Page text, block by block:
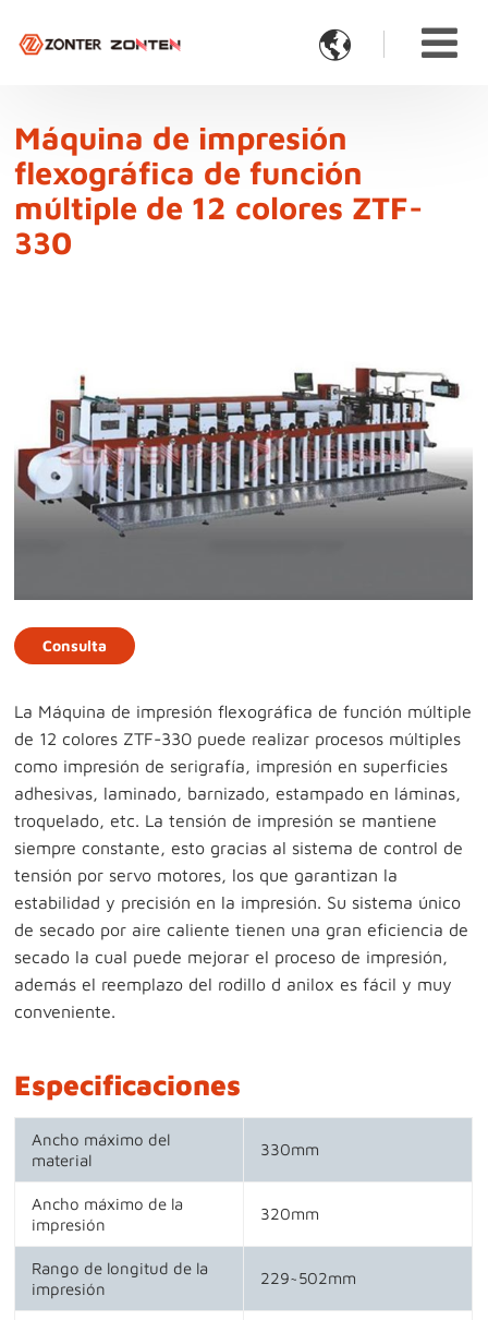

Máquina de impresión
flexográfica de función
múltiple de 12 colores ZTF-
330
Consulta
La Máquina de impresión flexográfica de función múltiple
de 12 colores ZTF-330 puede realizar procesos múltiples
como impresión de serigrafía, impresión en superficies
adhesivas, laminado, barnizado, estampado en láminas,
troquelado, etc. La tensión de impresión se mantiene
siempre constante, esto gracias al sistema de control de
tensión por servo motores, los que garantizan la
estabilidad y precisión en la impresión. Su sistema único
de secado por aire caliente tienen una gran eficiencia de
secado la cual puede mejorar el proceso de impresión,
además el reemplazo del rodillo d anilox es fácil y muy
conveniente.
Especificaciones
Ancho máximo del
material
330mm
Ancho máximo de la
impresión
320mm
Rango de longitud de la
impresión
229~502mm